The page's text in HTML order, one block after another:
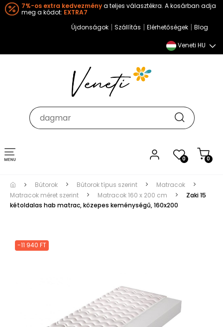
7%-os extra kedvezménya teljes választékra. A kosárban adja
meg a kódot: EXTRA7
Újdonságok | Szállítás | Elérhetőségek | Blog
Veneti HU
0 0
Toggle
navigation
Bútorok Bútorok típus szerint
Matracok
Matracok méret szerint
Matracok 160 x 200 cm
Zaki 15
kétoldalas hab matrac, közepes keménységű, 160x200
-11 940 FT